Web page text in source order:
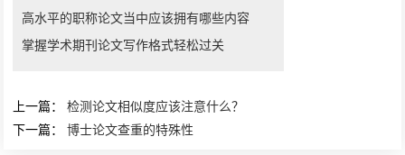
高水平的职称论文当中应该拥有哪些内容
掌握学术期刊论文写作格式轻松过关
上一篇：检测论文相似度应该注意什么？
下一篇：博士论文查重的特殊性